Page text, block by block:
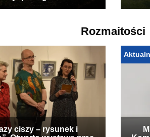
Rozmaitości
ciszy – rysunek i